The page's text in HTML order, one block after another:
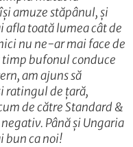
amuze stăpânul, și
afla toată lumea cât de
nu ne-ar mai face de
timp bufonul conduce
am ajuns să
ratingul de țară,
de către Standard &
Până și Ungaria
bun ca noi!